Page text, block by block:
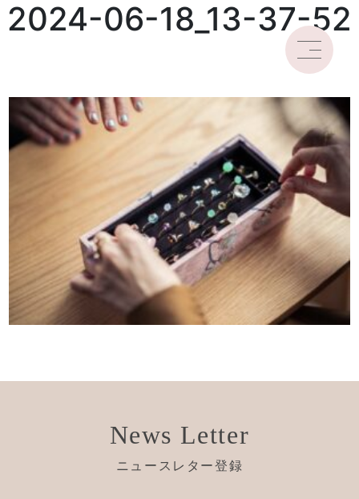
2024-06-18_13-37-52
News Letter
ニュースレター登録